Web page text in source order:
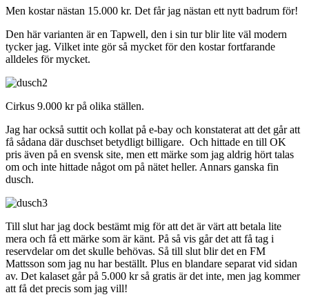
Men kostar nästan 15.000 kr. Det får jag nästan ett nytt badrum för!
Den här varianten är en Tapwell, den i sin tur blir lite väl modern
tycker jag. Vilket inte gör så mycket för den kostar fortfarande
alldeles för mycket.
Cirkus 9.000 kr på olika ställen.
Jag har också suttit och kollat på e-bay och konstaterat att det går att
få sådana där duschset betydligt billigare. Och hittade en till OK
pris även på en svensk site, men ett märke som jag aldrig hört talas
om och inte hittade något om på nätet heller. Annars ganska fin
dusch.
Till slut har jag dock bestämt mig för att det är värt att betala lite
mera och få ett märke som är känt. På så vis går det att få tag i
reservdelar om det skulle behövas. Så till slut blir det en FM
Mattsson som jag nu har beställt. Plus en blandare separat vid sidan
av. Det kalaset går på 5.000 kr så gratis är det inte, men jag kommer
att få det precis som jag vill!